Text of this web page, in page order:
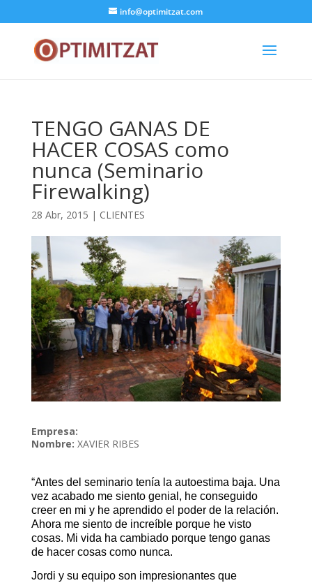
info@optimitzat.com
TENGO GANAS DE
HACER COSAS como
nunca (Seminario
Firewalking)
28 Abr, 2015 | CLIENTES
Empresa:
Nombre: XAVIER RIBES
“Antes del seminario tenía la autoestima baja. Una
vez acabado me siento genial, he conseguido
creer en mi y he aprendido el poder de la relación.
Ahora me siento de increíble porque he visto
cosas. Mi vida ha cambiado porque tengo ganas
de hacer cosas como nunca.
Jordi y su equipo son impresionantes que